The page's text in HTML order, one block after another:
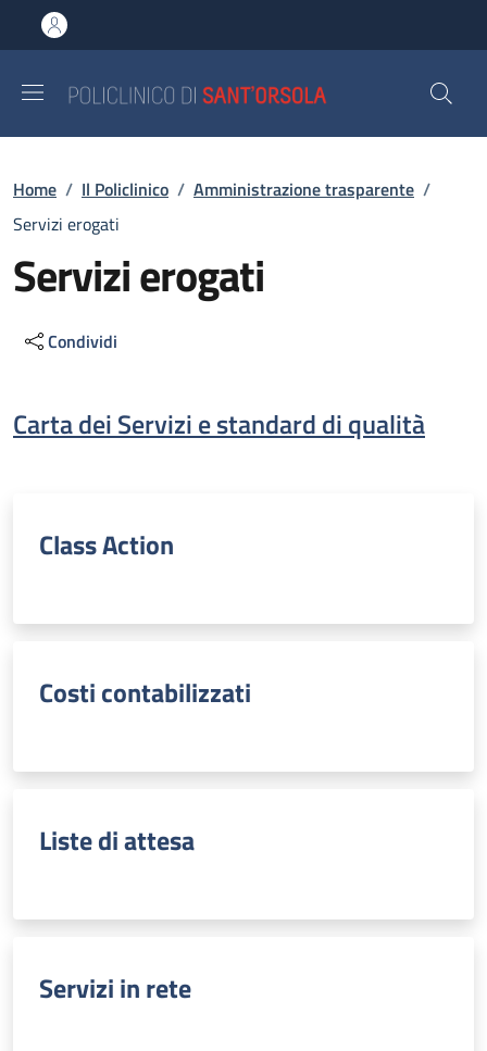
al contenuto principale
to footer content
Briciole di pane
Home / Il Policlinico / Amministrazione trasparente /
Servizi erogati
Servizi erogati
Condividi
Descrizione
Carta dei Servizi e standard di qualità
Class Action
Costi contabilizzati
Liste di attesa
Servizi in rete